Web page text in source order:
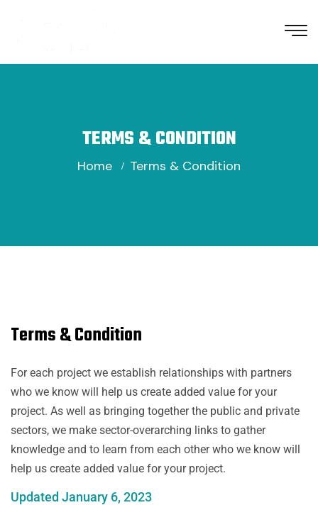
TERMS & CONDITION
Home Terms & Condition
Terms & Condition
For each project we establish relationships with partners
who we know will help us create added value for your
project. As well as bringing together the public and private
sectors, we make sector-overarching links to gather
knowledge and to learn from each other who we know will
help us create added value for your project.
Updated January 6, 2023